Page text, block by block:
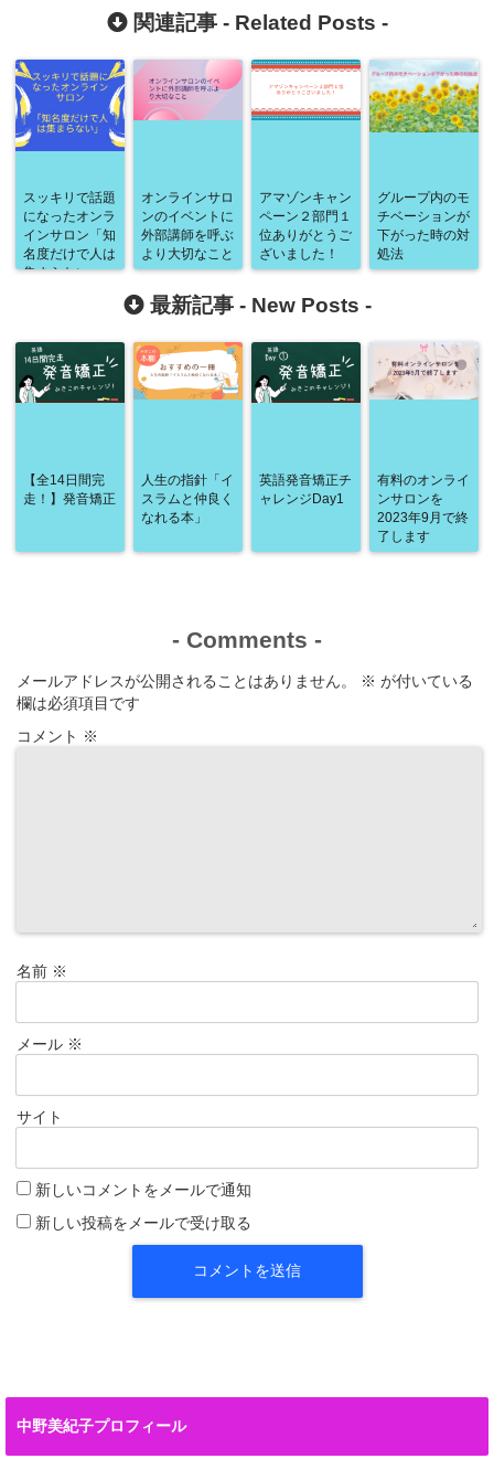
関連記事 - Related Posts -
スッキリで話題
になったオンラ
インサロン「知
名度だけで人は
集まらない」
オンラインサロ
ンのイベントに
外部講師を呼ぶ
より大切なこと
アマゾンキャン
ペーン２部門１
位ありがとうご
ざいました！
グループ内のモ
チベーションが
下がった時の対
処法
最新記事 - New Posts -
【全14日間完
走！】発音矯正
人生の指針「イ
スラムと仲良く
なれる本」
英語発音矯正チ
ャレンジDay1
有料のオンライ
ンサロンを
2023年9月で終
了します
- Comments -
メールアドレスが公開されることはありません。 ※ が付いている
欄は必須項目です
コメント ※
名前 ※
メール ※
サイト
新しいコメントをメールで通知
新しい投稿をメールで受け取る
中野美紀子プロフィール